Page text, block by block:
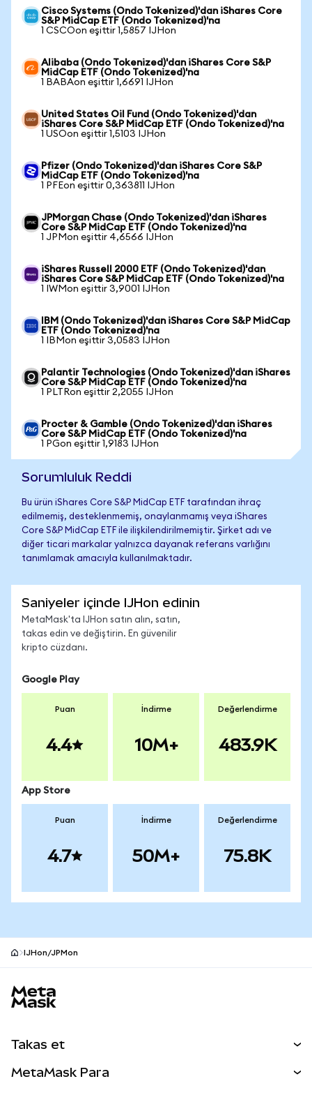
Cisco Systems (Ondo Tokenized)'dan iShares Core
S&P MidCap ETF (Ondo Tokenized)'na
1 CSCOon eşittir 1,5857 IJHon
Alibaba (Ondo Tokenized)'dan iShares Core S&P
MidCap ETF (Ondo Tokenized)'na
1 BABAon eşittir 1,6691 IJHon
United States Oil Fund (Ondo Tokenized)'dan
iShares Core S&P MidCap ETF (Ondo Tokenized)'na
1 USOon eşittir 1,5103 IJHon
Pfizer (Ondo Tokenized)'dan iShares Core S&P
MidCap ETF (Ondo Tokenized)'na
1 PFEon eşittir 0,363811 IJHon
JPMorgan Chase (Ondo Tokenized)'dan iShares
Core S&P MidCap ETF (Ondo Tokenized)'na
1 JPMon eşittir 4,6566 IJHon
iShares Russell 2000 ETF (Ondo Tokenized)'dan
iShares Core S&P MidCap ETF (Ondo Tokenized)'na
1 IWMon eşittir 3,9001 IJHon
IBM (Ondo Tokenized)'dan iShares Core S&P MidCap
ETF (Ondo Tokenized)'na
1 IBMon eşittir 3,0583 IJHon
Palantir Technologies (Ondo Tokenized)'dan iShares
Core S&P MidCap ETF (Ondo Tokenized)'na
1 PLTRon eşittir 2,2055 IJHon
Procter & Gamble (Ondo Tokenized)'dan iShares
Core S&P MidCap ETF (Ondo Tokenized)'na
1 PGon eşittir 1,9183 IJHon
Sorumluluk Reddi
Bu ürün iShares Core S&P MidCap ETF tarafından ihraç
edilmemiş, desteklenmemiş, onaylanmamış veya iShares
Core S&P MidCap ETF ile ilişkilendirilmemiştir. Şirket adı ve
diğer ticari markalar yalnızca dayanak referans varlığını
tanımlamak amacıyla kullanılmaktadır.
Saniyeler içinde IJHon edinin
MetaMask'ta IJHon satın alın, satın,
takas edin ve değiştirin. En güvenilir
kripto cüzdanı.
Google Play
Puan
4.4
İndirme
10M+
Değerlendirme
483.9K
App Store
Puan
4.7
İndirme
50M+
Değerlendirme
75.8K
IJHon/JPMon
Takas et
MetaMask Para